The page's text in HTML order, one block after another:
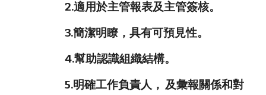
2.適用於主管報表及主管簽核。
3.簡潔明瞭，具有可預見性。
4.幫助認識組織結構。
5.明確工作負責人， 及彙報關係和對